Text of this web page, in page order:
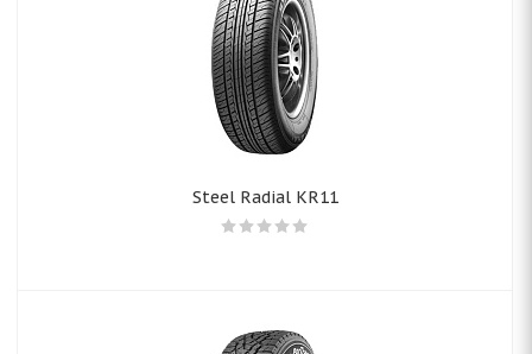
Steel Radial KR11